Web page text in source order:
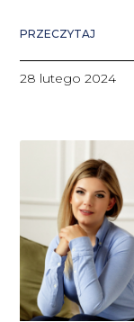
PRZECZYTAJ
28 lutego 2024